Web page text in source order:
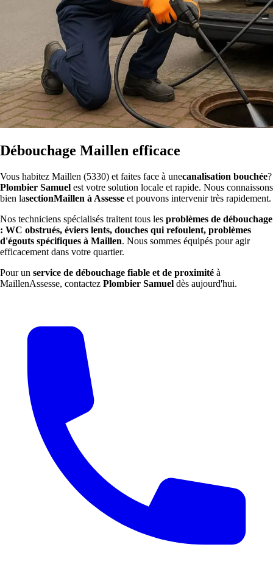
Débouchage Maillen efficace
Vous habitez Maillen (5330) et faites face à unecanalisation bouchée?
Plombier Samuel est votre solution locale et rapide. Nous connaissons
bien lasectionMaillen à Assesse et pouvons intervenir très rapidement.
Nos techniciens spécialisés traitent tous les problèmes de débouchage
: WC obstrués, éviers lents, douches qui refoulent, problèmes
d'égouts spécifiques à Maillen. Nous sommes équipés pour agir
efficacement dans votre quartier.
Pour un service de débouchage fiable et de proximité à
MaillenAssesse, contactez Plombier Samuel dès aujourd'hui.